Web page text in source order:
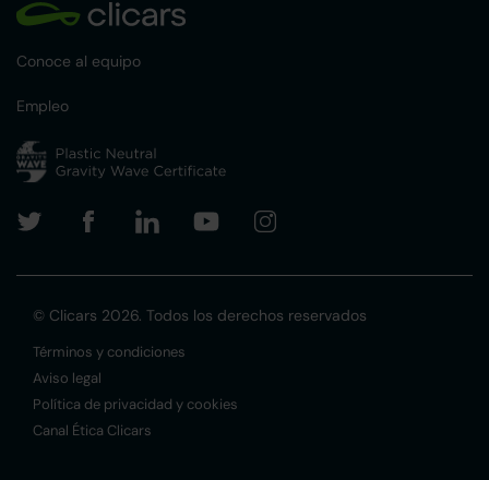
Conoce al equipo
Empleo
© Clicars 2026. Todos los derechos reservados
Términos y condiciones
Aviso legal
Política de privacidad y cookies
Canal Ética Clicars